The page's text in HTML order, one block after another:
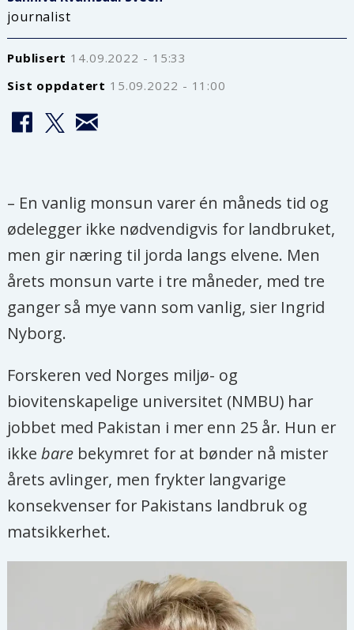
journalist
Publisert
14.09.2022 - 15:33
Sist oppdatert
15.09.2022 - 11:00
– En vanlig monsun varer én måneds tid og
ødelegger ikke nødvendigvis for landbruket,
men gir næring til jorda langs elvene. Men
årets monsun varte i tre måneder, med tre
ganger så mye vann som vanlig, sier Ingrid
Nyborg.
Forskeren ved Norges miljø- og
biovitenskapelige universitet (NMBU) har
jobbet med Pakistan i mer enn 25 år. Hun er
ikkebare bekymret for at bønder nå mister
årets avlinger, men frykter langvarige
konsekvenser for Pakistans landbruk og
matsikkerhet.